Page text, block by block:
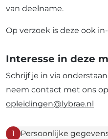
van deelname.
Op verzoek is deze ook
Interesse in deze
Schrijf je in via
neem contact met ons
opleidingen@lybrae.nl
1
Persoonlijke